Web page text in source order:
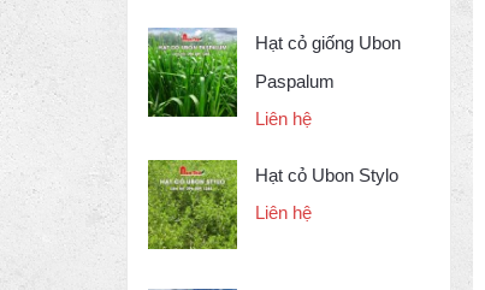
Hạt cỏ giống Ubon
Paspalum
Liên hệ
Hạt cỏ Ubon Stylo
Liên hệ